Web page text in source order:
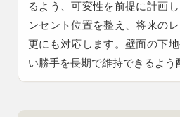
るよう、可変性を前提に計画
ンセント位置を整え、将来の
更にも対応します。壁面の下
い勝手を長期で維持できるよう